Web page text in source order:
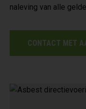
naleving van alle
CONTACT MET